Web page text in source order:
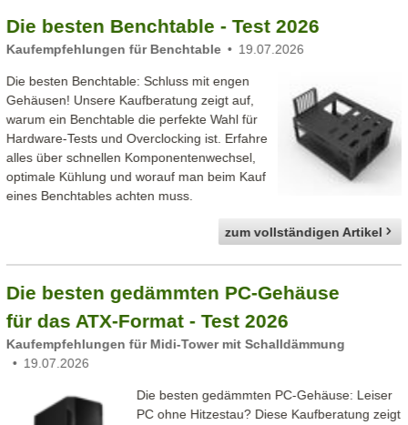
Die besten Benchtable - Test 2026
Kaufempfehlungen für Benchtable 19.07.2026
Die besten Benchtable: Schluss mit engen
Gehäusen! Unsere Kaufberatung zeigt auf,
warum ein Benchtable die perfekte Wahl für
Hardware-Tests und Overclocking ist. Erfahre
alles über schnellen Komponentenwechsel,
optimale Kühlung und worauf man beim Kauf
eines Benchtables achten muss.
zum vollständigen Artikel
Die besten gedämmten PC-Gehäuse
für das ATX-Format - Test 2026
Kaufempfehlungen für Midi-Tower mit Schalldämmung
19.07.2026
Die besten gedämmten PC-Gehäuse: Leiser
PC ohne Hitzestau? Diese Kaufberatung zeigt